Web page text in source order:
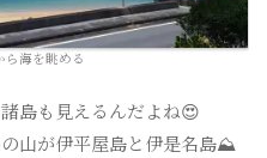
ら海を眺める
島も見えるんだよね😍
山が伊平屋島と伊是名島⛰️